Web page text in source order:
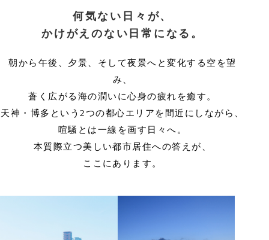
何気ない日々が、
かけがえのない日常になる。
朝から午後、夕景、そして夜景へと変化する空を望
み、
蒼く広がる海の潤いに心身の疲れを癒す。
天神・博多という2つの都心エリアを間近にしながら、
喧騒とは一線を画す日々へ。
本質際立つ美しい都市居住への答えが、
ここにあります。